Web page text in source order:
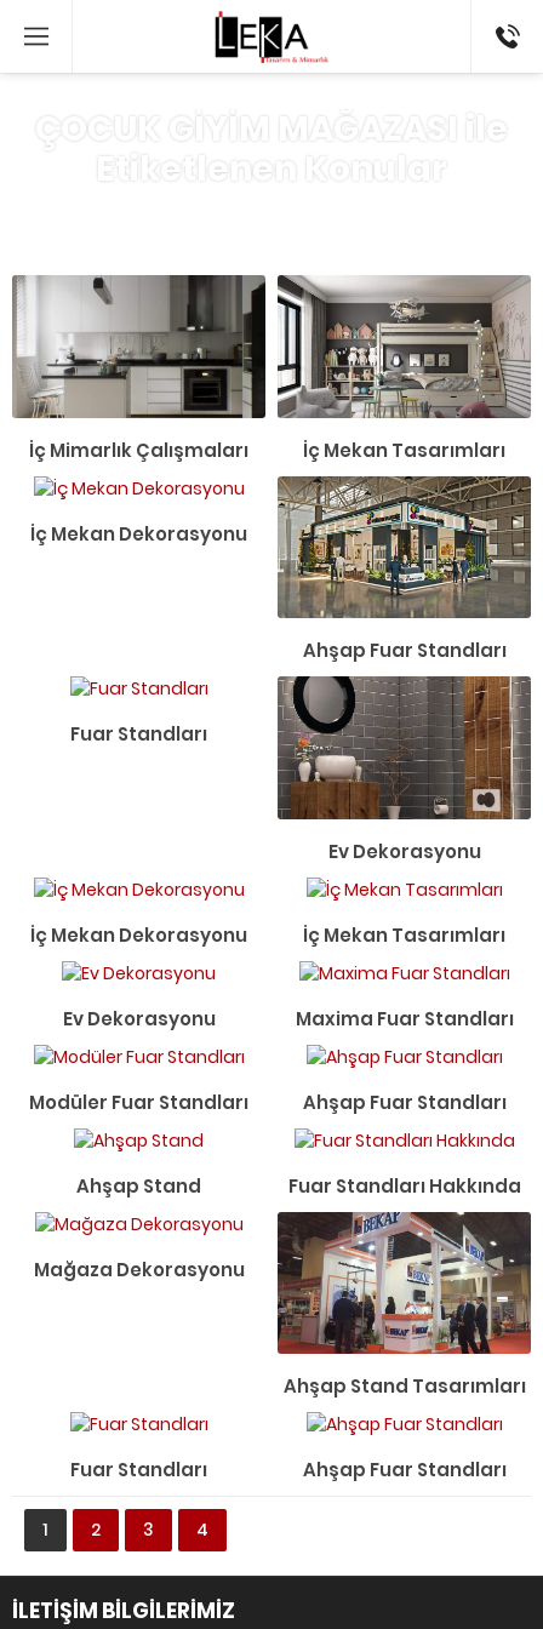
ÇOCUK GİYİM MAĞAZASI ile
Etiketlenen Konular
İç Mimarlık Çalışmaları İç Mekan Tasarımları
İç Mekan Dekorasyonu
Ahşap Fuar Standları
Fuar Standları
Ev Dekorasyonu
İç Mekan Dekorasyonu İç Mekan Tasarımları
Ev Dekorasyonu Maxima Fuar Standları
Modüler Fuar Standları Ahşap Fuar Standları
Ahşap Stand Fuar Standları Hakkında
Mağaza Dekorasyonu
Ahşap Stand Tasarımları
Fuar Standları Ahşap Fuar Standları
1 2 3 4
İLETİŞİM BİLGİLERİMİZ